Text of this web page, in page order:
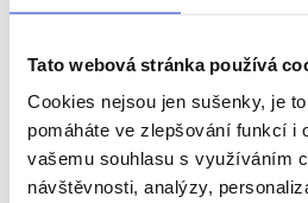
Tato webová stránka používá
Cookies nejsou jen sušenky, je
pomáháte ve zlepšování funkcí i
vašemu souhlasu s využíváním
návštěvnosti, analýzy,